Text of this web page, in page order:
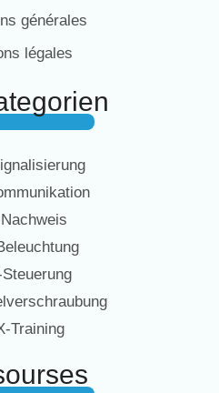
générales
légales
Training